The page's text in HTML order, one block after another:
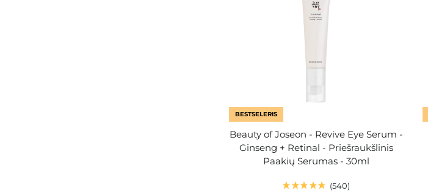
BESTSELERIS
Beauty of Joseon - Revive Eye Serum -
Ginseng + Retinal - Priešraukšlinis
Paakių Serumas - 30ml
540